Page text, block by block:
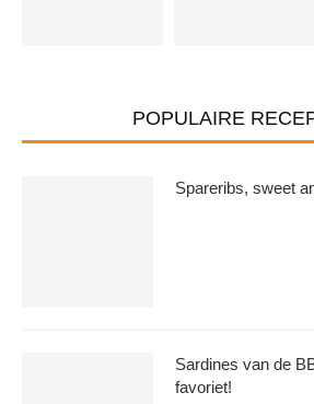
POPULAIRE
Spareribs, sweet
Sardines van de
favoriet!